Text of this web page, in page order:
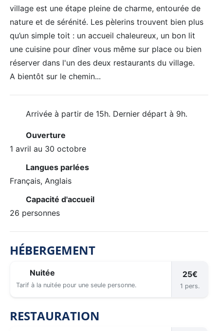
village est une étape pleine de charme, entourée de
nature et de sérénité. Les pèlerins trouvent bien plus
qu’un simple toit : un accueil chaleureux, un bon lit
une cuisine pour dîner vous même sur place ou bien
réserver dans l'un des deux restaurants du village.
A bientôt sur le chemin...
Arrivée à partir de 15h. Dernier départ à 9h.
Ouverture
1 avril au 30 octobre
Langues parlées
Français, Anglais
Capacité d'accueil
26 personnes
HÉBERGEMENT
Nuitée
Tarif à la nuitée pour une seule personne.
25€
1 pers.
RESTAURATION